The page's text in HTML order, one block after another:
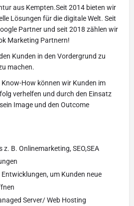
aus Kempten.Seit 2014 bieten wir
Lösungen für die digitale Welt. Seit
Partner und seit 2018 zählen wir
Marketing Partnern!
Kunden in den Vordergrund zu
machen.
How können wir Kunden im
verhelfen und durch den Einsatz
Image und den Outcome
B. Onlinemarketing, SEO,SEA
Entwicklungen, um Kunden neue
Server/ Web Hosting